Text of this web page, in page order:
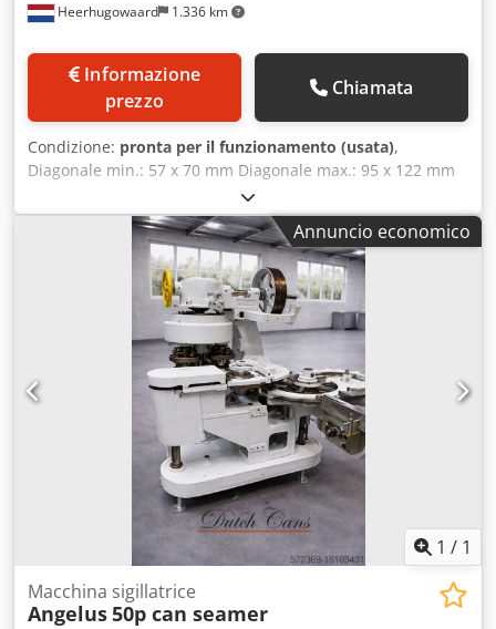
Heerhugowaard 1.336 km
prezzo
Chiamata
Condizione: pronta per il funzionamento (usata),
Diagonale min.: 57 x 70 mm Diagonale max.: 95 x 122 mm
Csdpfxsyyq N Aj Anmjrf Intervallo altezza: 76 mm – 280
mm Capacità produttiva: fino a 300 pz/min.
Annuncio economico
1 / 1
Macchina sigillatrice
Angelus50p can seamer